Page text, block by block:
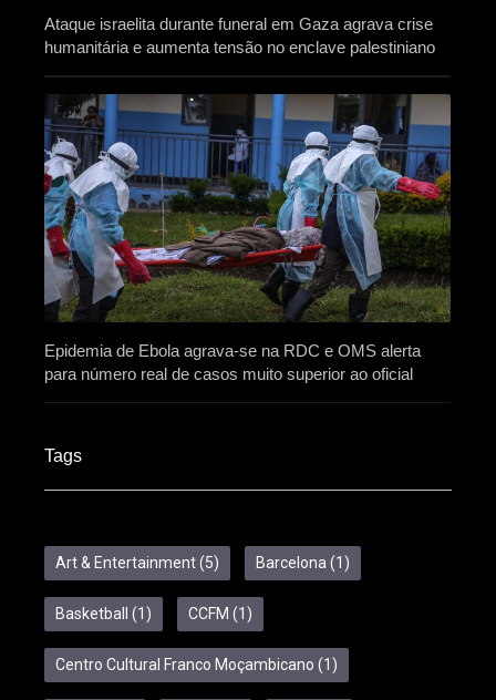
Ataque israelita durante funeral em Gaza agrava crise
humanitária e aumenta tensão no enclave palestiniano
Epidemia de Ebola agrava-se na RDC e OMS alerta
para número real de casos muito superior ao oficial
Tags
Art & Entertainment(5) Barcelona(1)
Basketball (1) CCFM (1)
Centro Cultural Franco Moçambicano (1)